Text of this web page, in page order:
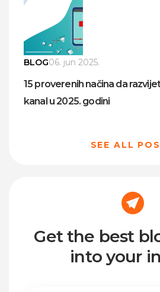
BLOG06. jun 2025.
15 proverenih načina da
kanal u 2025. godini
SEE ALL
Get the best
into your